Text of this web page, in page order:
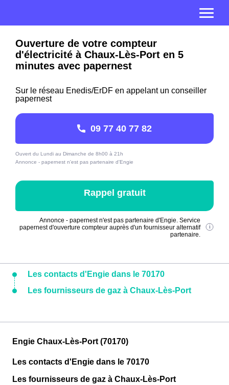
Ouverture de votre compteur
d'électricité à Chaux-Lès-Port en 5
minutes avec papernest
Sur le réseau Enedis/ErDF en appelant un conseiller
papernest
09 77 40 77 82
Ouvert du Lundi au Dimanche de 8h00 à 21h
Annonce - papernest n'est pas partenaire d'Engie
Rappel gratuit
Annonce - papernest n'est pas partenaire d'Engie. Service
papernest d'ouverture compteur auprès d'un fournisseur alternatif
partenaire.
Les contacts d'Engie dans le 70170
Les fournisseurs de gaz à Chaux-Lès-Port
Engie Chaux-Lès-Port (70170)
Les contacts d'Engie dans le 70170
Les fournisseurs de gaz à Chaux-Lès-Port